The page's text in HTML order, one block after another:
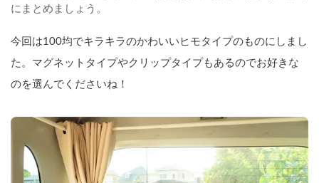
にまとめましょう。
今回は100均でキラキラのかわいいヒモタイプのものにしまし
た。マグネットタイプやクリップタイプもあるのでお好きな
のを選んでくださいね！